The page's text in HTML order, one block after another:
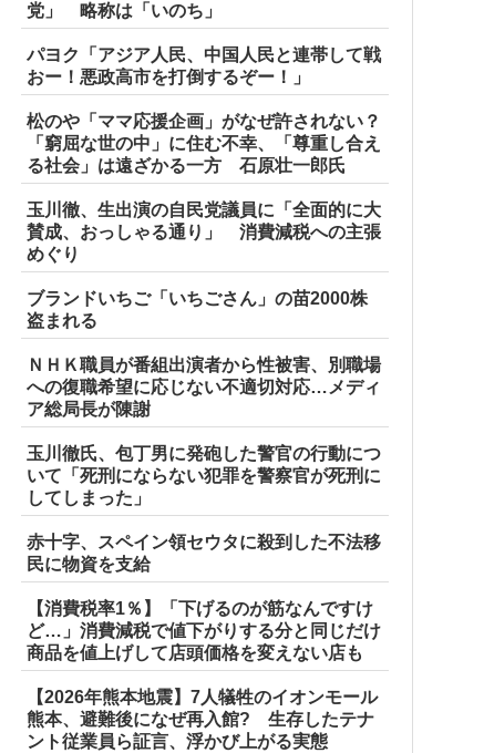
党」 略称は「いのち」
パヨク「アジア人民、中国人民と連帯して戦
おー！悪政高市を打倒するぞー！」
松のや「ママ応援企画」がなぜ許されない？
「窮屈な世の中」に住む不幸、「尊重し合え
る社会」は遠ざかる一方 石原壮一郎氏
玉川徹、生出演の自民党議員に「全面的に大
賛成、おっしゃる通り」 消費減税への主張
めぐり
ブランドいちご「いちごさん」の苗2000株
盗まれる
ＮＨＫ職員が番組出演者から性被害、別職場
への復職希望に応じない不適切対応…メディ
ア総局長が陳謝
玉川徹氏、包丁男に発砲した警官の行動につ
いて「死刑にならない犯罪を警察官が死刑に
してしまった」
赤十字、スペイン領セウタに殺到した不法移
民に物資を支給
【消費税率1％】「下げるのが筋なんですけ
ど…」消費減税で値下がりする分と同じだけ
商品を値上げして店頭価格を変えない店も
【2026年熊本地震】7人犠牲のイオンモール
熊本、避難後になぜ再入館? 生存したテナ
ント従業員ら証言、浮かび上がる実態